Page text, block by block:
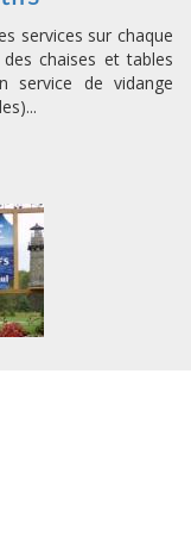
services sur chaque
chaises et tables
service de vidange